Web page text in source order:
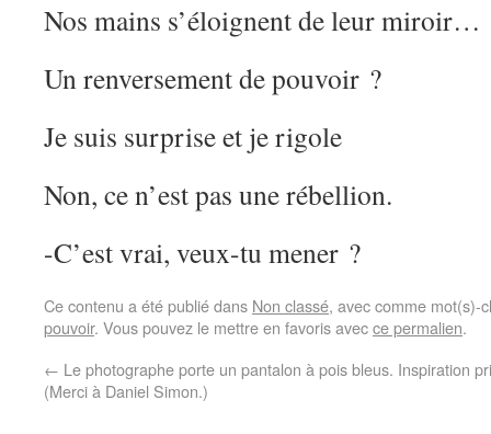
Nos mains s’éloignent de leur miroir…
Un renversement de pouvoir ?
Je suis surprise et je rigole
Non, ce n’est pas une rébellion.
-C’est vrai, veux-tu mener ?
Ce contenu a été publié dans Non classé, avec comme mot(s)-
pouvoir. Vous pouvez le mettre en favoris avecce permalien.
← Le photographe porte un pantalon à pois bleus.
(Merci à Daniel Simon.)
Inspiration